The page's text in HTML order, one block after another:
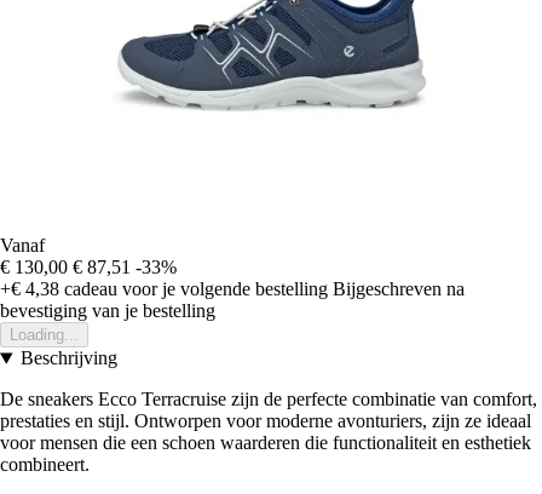
Vanaf
€ 130,00 € 87,51 -33%
+€ 4,38 cadeau voor je volgende bestelling Bijgeschreven na
bevestiging van je bestelling
Loading...
Beschrijving
De sneakers Ecco Terracruise zijn de perfecte combinatie van comfort,
prestaties en stijl. Ontworpen voor moderne avonturiers, zijn ze ideaal
voor mensen die een schoen waarderen die functionaliteit en esthetiek
combineert.